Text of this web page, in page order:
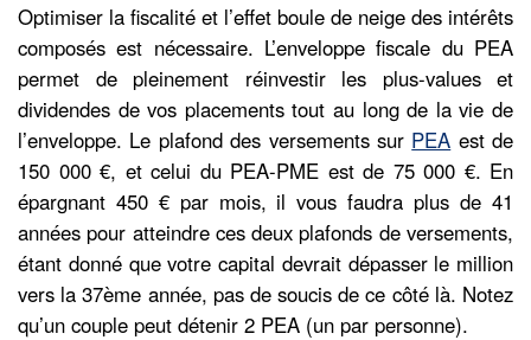
Optimiser la fiscalité et l’effet boule de neige des intérêts
composés est nécessaire. L’enveloppe fiscale du PEA
permet de pleinement réinvestir les plus-values et
dividendes de vos placements tout au long de la vie de
l’enveloppe. Le plafond des versements sur PEA est de
150 000 €, et celui du PEA-PME est de 75 000 €. En
épargnant 450 € par mois, il vous faudra plus de 41
années pour atteindre ces deux plafonds de versements,
étant donné que votre capital devrait dépasser le million
vers la 37ème année, pas de soucis de ce côté là. Notez
qu’un couple peut détenir 2 PEA (un par personne).